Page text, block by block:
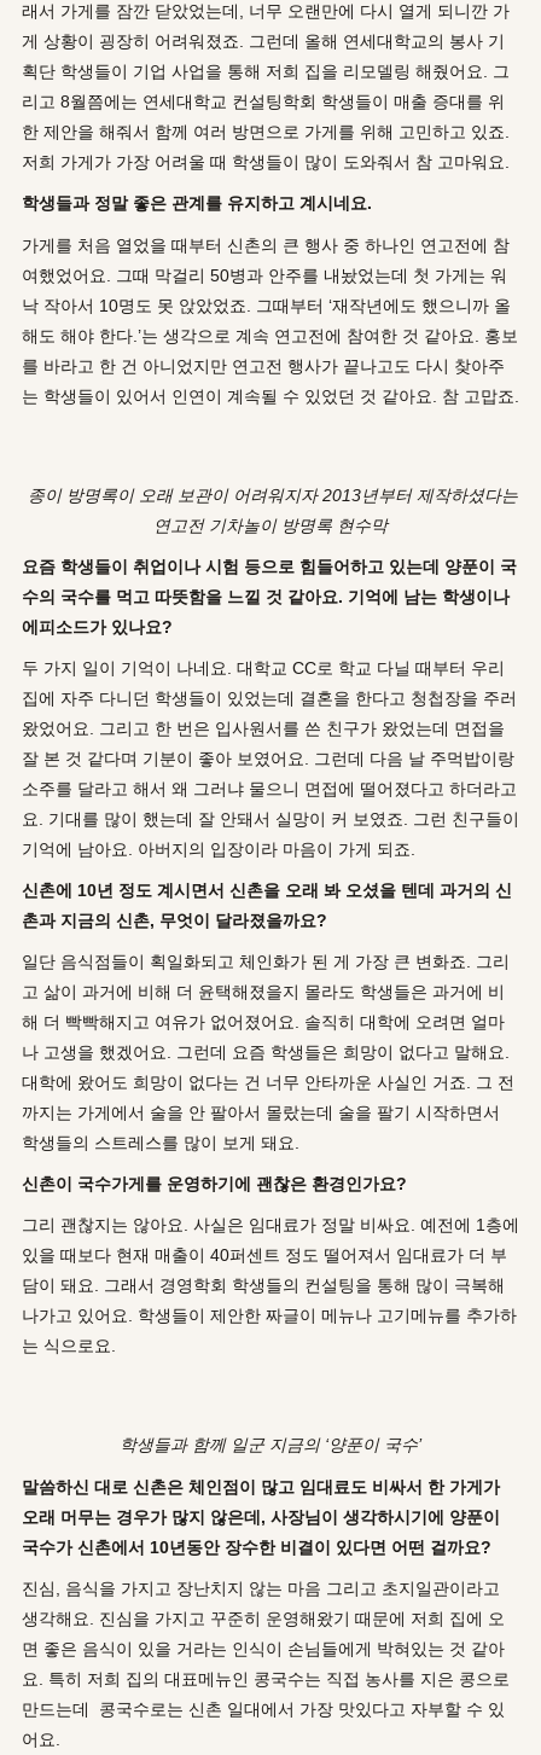
래서 가게를 잠깐 닫았었는데, 너무 오랜만에 다시 열게 되니깐 가
게 상황이 굉장히 어려워졌죠. 그런데 올해 연세대학교의 봉사 기
획단 학생들이 기업 사업을 통해 저희 집을 리모델링 해줬어요. 그
리고 8월쯤에는 연세대학교 컨설팅학회 학생들이 매출 증대를 위
한 제안을 해줘서 함께 여러 방면으로 가게를 위해 고민하고 있죠.
저희 가게가 가장 어려울 때 학생들이 많이 도와줘서 참 고마워요.
학생들과 정말 좋은 관계를 유지하고 계시네요.
가게를 처음 열었을 때부터 신촌의 큰 행사 중 하나인 연고전에 참
여했었어요. 그때 막걸리 50병과 안주를 내놨었는데 첫 가게는 워
낙 작아서 10명도 못 앉았었죠. 그때부터 ‘재작년에도 했으니까 올
해도 해야 한다.’는 생각으로 계속 연고전에 참여한 것 같아요. 홍보
를 바라고 한 건 아니었지만 연고전 행사가 끝나고도 다시 찾아주
는 학생들이 있어서 인연이 계속될 수 있었던 것 같아요. 참 고맙죠.
종이 방명록이 오래 보관이 어려워지자2013년부터 제작하셨다는
연고전 기차놀이 방명록 현수막
요즘 학생들이 취업이나 시험 등으로 힘들어하고 있는데 양푼이 국
수의 국수를 먹고 따뜻함을 느낄 것 같아요. 기억에 남는 학생이나
에피소드가 있나요?
두 가지 일이 기억이 나네요. 대학교 CC로 학교 다닐 때부터 우리
집에 자주 다니던 학생들이 있었는데 결혼을 한다고 청첩장을 주러
왔었어요. 그리고 한 번은 입사원서를 쓴 친구가 왔었는데 면접을
잘 본 것 같다며 기분이 좋아 보였어요. 그런데 다음 날 주먹밥이랑
소주를 달라고 해서 왜 그러냐 물으니 면접에 떨어졌다고 하더라고
요. 기대를 많이 했는데 잘 안돼서 실망이 커 보였죠. 그런 친구들이
기억에 남아요. 아버지의 입장이라 마음이 가게 되죠.
신촌에 10년 정도 계시면서 신촌을 오래 봐 오셨을 텐데 과거의 신
촌과 지금의 신촌, 무엇이 달라졌을까요?
일단 음식점들이 획일화되고 체인화가 된 게 가장 큰 변화죠. 그리
고 삶이 과거에 비해 더 윤택해졌을지 몰라도 학생들은 과거에 비
해 더 빡빡해지고 여유가 없어졌어요. 솔직히 대학에 오려면 얼마
나 고생을 했겠어요. 그런데 요즘 학생들은 희망이 없다고 말해요.
대학에 왔어도 희망이 없다는 건 너무 안타까운 사실인 거죠. 그 전
까지는 가게에서 술을 안 팔아서 몰랐는데 술을 팔기 시작하면서
학생들의 스트레스를 많이 보게 돼요.
신촌이 국수가게를 운영하기에 괜찮은 환경인가요?
그리 괜찮지는 않아요. 사실은 임대료가 정말 비싸요. 예전에 1층에
있을 때보다 현재 매출이 40퍼센트 정도 떨어져서 임대료가 더 부
담이 돼요. 그래서 경영학회 학생들의 컨설팅을 통해 많이 극복해
나가고 있어요. 학생들이 제안한 짜글이 메뉴나 고기메뉴를 추가하
는 식으로요.
학생들과 함께 일군 지금의‘양푼이 국수’
말씀하신 대로 신촌은 체인점이 많고 임대료도 비싸서 한 가게가
오래 머무는 경우가 많지 않은데, 사장님이 생각하시기에 양푼이
국수가 신촌에서 10년동안 장수한 비결이 있다면 어떤 걸까요?
진심, 음식을 가지고 장난치지 않는 마음 그리고 초지일관이라고
생각해요. 진심을 가지고 꾸준히 운영해왔기 때문에 저희 집에 오
면 좋은 음식이 있을 거라는 인식이 손님들에게 박혀있는 것 같아
요. 특히 저희 집의 대표메뉴인 콩국수는 직접 농사를 지은 콩으로
만드는데 콩국수로는 신촌 일대에서 가장 맛있다고 자부할 수 있
어요.